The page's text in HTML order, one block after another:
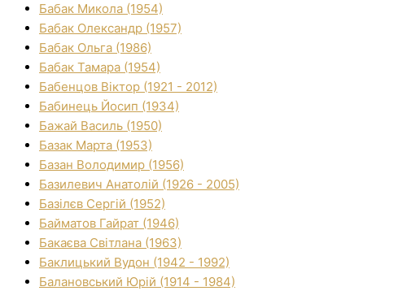
Бабак Микола (1954)
Бабак Олександр (1957)
Бабак Ольга (1986)
Бабак Тамара (1954)
Бабенцов Віктор (1921 - 2012)
Бабинець Йосип (1934)
Бажай Василь (1950)
Базак Марта (1953)
Базан Володимир (1956)
Базилевич Анатолій (1926 - 2005)
Базілєв Сергій (1952)
Байматов Гайрат (1946)
Бакаєва Світлана (1963)
Баклицький Вудон (1942 - 1992)
Балановський Юрій (1914 - 1984)